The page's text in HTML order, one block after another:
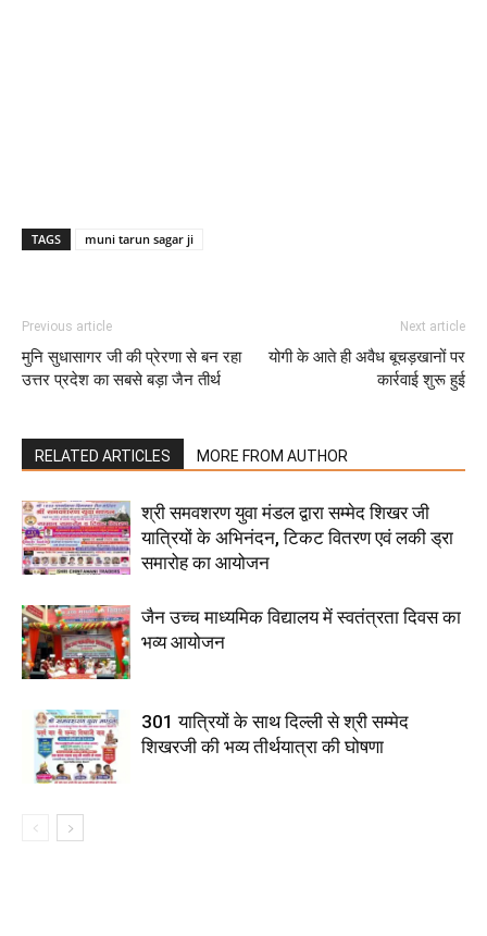
TAGS muni tarun sagar ji
Previous article
मुनि सुधासागर जी की प्रेरणा से बन रहा
उत्तर प्रदेश का सबसे बड़ा जैन तीर्थ
Next article
योगी के आते ही अवैध बूचड़खानों पर
कार्रवाई शुरू हुई
RELATED ARTICLES MORE FROM AUTHOR
श्री समवशरण युवा मंडल द्वारा सम्मेद शिखर जी
यात्रियों के अभिनंदन, टिकट वितरण एवं लकी ड्रा
समारोह का आयोजन
जैन उच्च माध्यमिक विद्यालय में स्वतंत्रता दिवस का
भव्य आयोजन
301 यात्रियों के साथ दिल्ली से श्री सम्मेद
शिखरजी की भव्य तीर्थयात्रा की घोषणा